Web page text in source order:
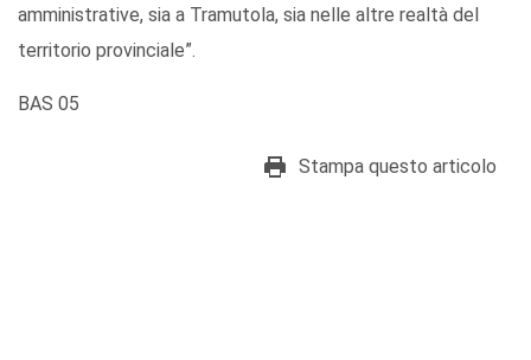
amministrative, sia a Tramutola, sia nelle altre realtà del
territorio provinciale”.
BAS 05
Stampa questo articolo